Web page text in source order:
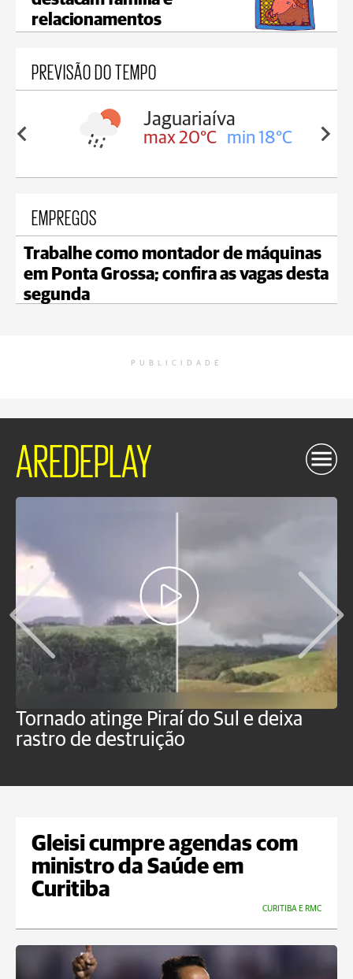
relacionamentos
PREVISÃO DO TEMPO
18°C
Jaguariaíva
max 20°C min 18°C
EMPREGOS
Trabalhe como montador de máquinas
em Ponta Grossa; confira as vagas desta
segunda
PUBLICIDADE
AREDEPLAY
Tornado atinge Piraí do Sul e deixa
rastro de destruição
Gleisi cumpre agendas com
ministro da Saúde em
Curitiba
CURITIBA E RMC